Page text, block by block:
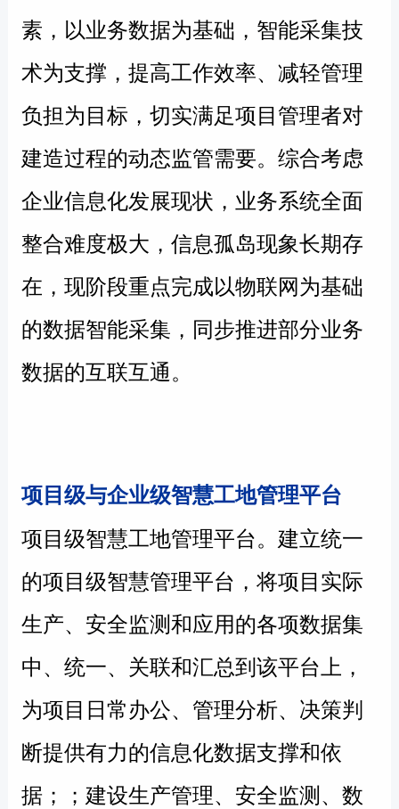
素，以业务数据为基础，智能采集技
术为支撑，提高工作效率、减轻管理
负担为目标，切实满足项目管理者对
建造过程的动态监管需要。 综合考虑
企业信息化发展现状，业务系统全面
整合难度极大，信息孤岛现象长期存
在，现阶段重点完成以物联网为基础
的数据智能采集，同步推进部分业务
数据的互联互通。
项目级与企业级智慧工地管理平台
项目级智慧工地管理平台。 建立统一
的项目级智慧管理平台，将项目实际
生产、安全监测和应用的各项数据集
中、统一、关联和汇总到该平台上，
为项目日常办公、管理分析、决策判
断提供有力的信息化数据支撑和依
据；
；建设生产管理、安全监测、数